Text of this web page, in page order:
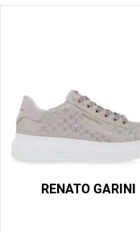
RENATO GARINI